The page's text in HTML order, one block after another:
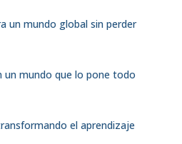
un mundo global sin perder
un mundo que lo pone todo
el aprendizaje